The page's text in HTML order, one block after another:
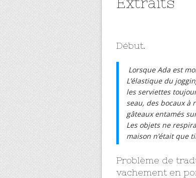
Début.
Lorsque Ada est
L’élastique du
les serviettes
seau, des bocaux à
gâteaux entamés
Les objets ne
maison n’était que
Problème de
vachement en